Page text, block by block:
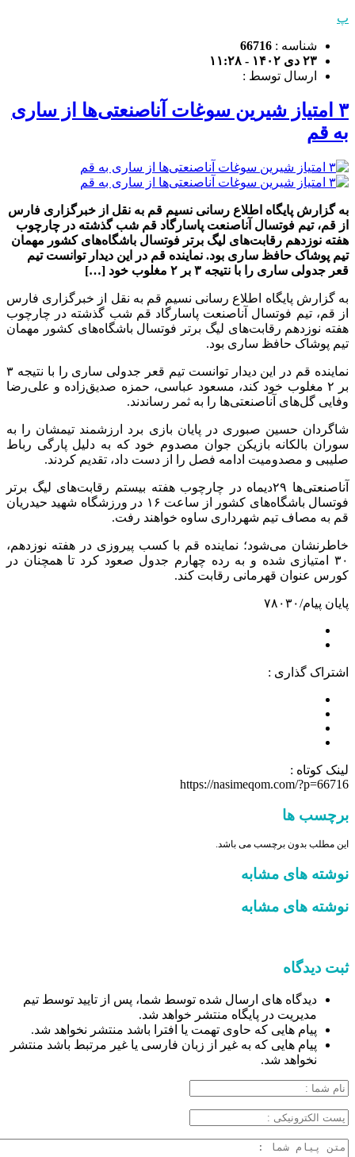
پ
شناسه : 66716
۲۳ دی ۱۴۰۲ - ۱۱:۲۸
ارسال توسط :
۳ امتیاز شیرین سوغات آناصنعتی‌ها از ساری
به قم
به گزارش پایگاه اطلاع رسانی نسیم قم به نقل از خبرگزاری فارس
از قم، تیم فوتسال آناصنعت پاسارگاد قم شب گذشته در چارچوب
هفته نوزدهم رقابت‌های لیگ برتر‌ فوتسال باشگاه‌های کشور مهمان
تیم پوشاک حافظ ساری بود. نماینده قم در این دیدار توانست تیم
قعر جدولی ساری را با نتیجه ۳ بر ۲ مغلوب خود […]
به گزارش پایگاه اطلاع رسانی نسیم قم به نقل از خبرگزاری فارس
از قم، تیم فوتسال آناصنعت پاسارگاد قم شب گذشته در چارچوب
هفته نوزدهم رقابت‌های لیگ برتر‌ فوتسال باشگاه‌های کشور مهمان
تیم پوشاک حافظ ساری بود.
نماینده قم در این دیدار توانست تیم قعر جدولی ساری را با نتیجه ۳
بر ۲ مغلوب خود کند، مسعود عباسی، حمزه صدیق‌زاده و علی‌رضا
وفایی گل‌های آناصنعتی‌ها را به ثمر رساندند.
شاگردان حسین صبوری در پایان بازی برد ارزشمند تیمشان را به
سوران بالکانه بازیکن جوان مصدوم خود که به دلیل پارگی رباط
صلیبی و مصدومیت ادامه فصل را از دست داد، تقدیم کردند.
آناصنعتی‌ها ۲۹‌دیماه در چارچوب هفته بیستم رقابت‌های لیگ برتر
فوتسال باشگاه‌های کشور از ساعت ۱۶ در ورزشگاه شهید حیدریان
قم به مصاف تیم شهرداری ساوه خواهند رفت.
خاطرنشان می‌شود؛ نماینده قم با کسب پیروزی در هفته نوزدهم،
۳۰ امتیازی شده و به رده چهارم جدول صعود کرد تا همچنان در
کورس عنوان قهرمانی رقابت کند.
پایان پیام/۷۸۰۳۰
اشتراک گذاری :
لینک کوتاه :
https://nasimeqom.com/?p=66716
برچسب ها
این مطلب بدون برچسب می باشد.
نوشته های مشابه
نوشته های مشابه
ثبت دیدگاه
دیدگاه های ارسال شده توسط شما، پس از تایید توسط تیم
مدیریت در پایگاه منتشر خواهد شد.
پیام هایی که حاوی تهمت یا افترا باشد منتشر نخواهد شد.
پیام هایی که به غیر از زبان فارسی یا غیر مرتبط باشد منتشر
نخواهد شد.